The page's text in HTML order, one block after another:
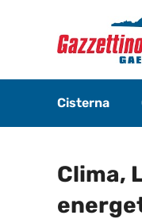
contenuto
Cisterna
Clima,